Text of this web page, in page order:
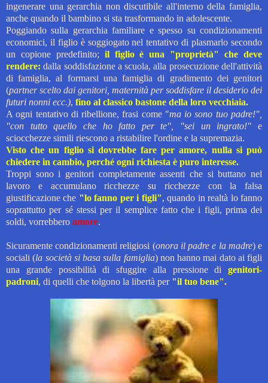
ingenerare una gerarchia non discutibile all'interno della famiglia,
anche quando il bambino si sta trasformando in adolescente.
Poggiando sulla gerarchia familiare e spesso su condizionamenti
economici, il figlio è soggiogato nel tentativo di plasmarlo secondo
un copione predefinito; il figlio è una "proprietà" che deve
rendere:dalla soddisfazione a scuola, alla prosecuzione dell'attività
di famiglia, al formarsi una famiglia di gradimento dei genitori
(partner scelto dai genitori, maternità per soddisfare il desiderio dei
futuri nonni ecc.), fino al classico bastone della loro vecchiaia.
A ogni tentativo di ribellione, frasi come "ma io sono tuo padre!"
"con tutto quello che ho fatto per te"
"sei un ingrato!"
e
sciocchezze simili riescono a ristabilire l'ordine e la supremazia.
Visto che un figlio si dovrebbe fare per amore, nulla si può
chiedere in cambio, perché ogni richiesta è puro interesse.
Troppi sono i genitori completamente assenti che si buttano nel
lavoro e accumulano ricchezze su ricchezze con la falsa
giustificazione che "lo fanno per i figli", quando in realtà lo fanno
soprattutto per sé stessi per il semplice fatto che i figli, prima dei
soldi, vorrebbero amore.
Sicuramente condizionamenti religiosi (onora il padre e la madre) e
sociali (la società si basa sulla famiglia) non hanno mai dato ai figli
una grande possibilità di sfuggire alla pressione di genitori-
padroni, di quelli che tolgono la libertà per "il tuo bene".